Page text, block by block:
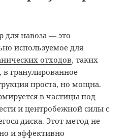
для навоза — это
используемое для
отходов, таких
гранулированное
проста, но мощна.
в частицы под
и центробежной силы с
диска. Этот метод не
и эффективно